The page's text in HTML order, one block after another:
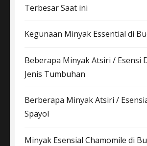
Terbesar Saat ini
Kegunaan Minyak Essential di
Beberapa Minyak Atsiri / Esensi
Jenis Tumbuhan
Berberapa Minyak Atsiri /
Spayol
Minyak Esensial Chamomile di